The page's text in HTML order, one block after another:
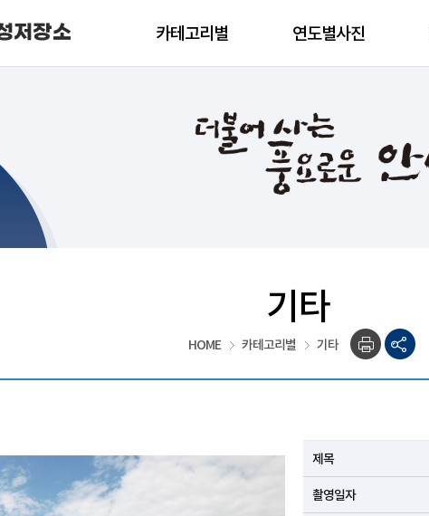
카테고리별 연도별사진
기타
HOME 카테고리별 기타
제목
촬영일자